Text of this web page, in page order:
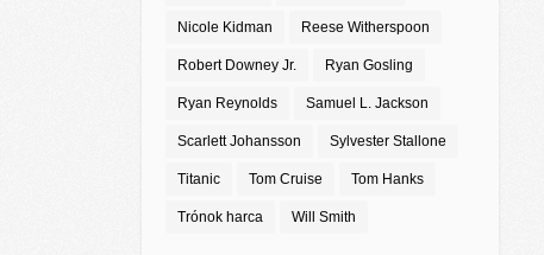
Nicole Kidman Reese Witherspoon
Robert Downey Jr. Ryan Gosling
Ryan Reynolds Samuel L. Jackson
Scarlett Johansson Sylvester Stallone
Titanic Tom Cruise Tom Hanks
Trónok harca Will Smith